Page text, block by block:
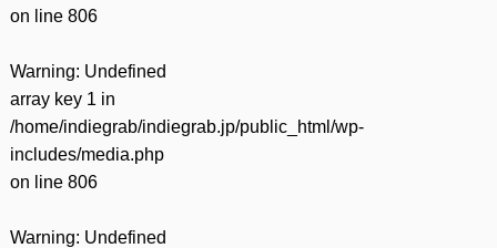
on line 806
Warning: Undefined
array key 1 in
/home/indiegrab/indiegrab.jp/public_html/wp-
includes/media.php
on line 806
Warning: Undefined